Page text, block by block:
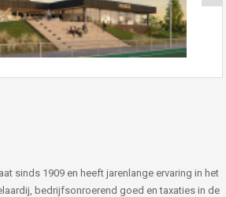
sinds 1909 en heeft jarenlange ervaring in het
bedrijfsonroerend goed en taxaties in de